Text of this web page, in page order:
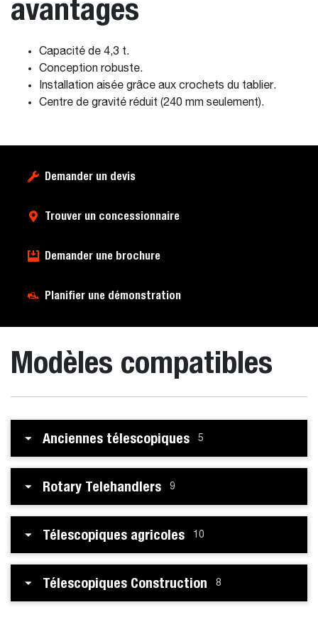
avantages
Capacité de 4,3 t.
Conception robuste.
Installation aisée grâce aux crochets du tablier.
Centre de gravité réduit (240 mm seulement).
Demander un devis
Trouver un concessionnaire
Demander une brochure
Planifier une démonstration
Modèles compatibles
Anciennes télescopiques 5
Rotary Telehandlers 9
Télescopiques agricoles 10
Télescopiques Construction 8